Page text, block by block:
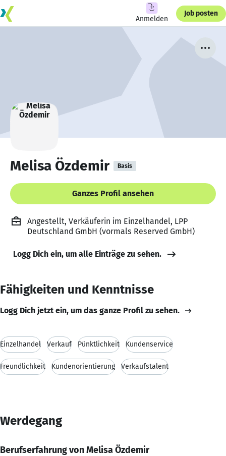
Anmelden
Job posten
Melisa Özdemir Basis
Ganzes Profil ansehen
Angestellt, Verkäuferin im Einzelhandel, LPP
Deutschland GmbH (vormals Reserved GmbH)
Logg Dich ein, um alle Einträge zu sehen.
Fähigkeiten und Kenntnisse
Logg Dich jetzt ein, um das ganze Profil zu sehen.
Einzelhandel Verkauf Pünktlichkeit Kundenservice
Freundlichkeit Kundenorientierung Verkaufstalent
Werdegang
Berufserfahrung von Melisa Özdemir